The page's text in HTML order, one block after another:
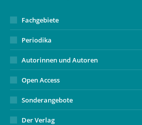
Fachgebiete
Periodika
Autorinnen und Autoren
Open Access
Sonderangebote
Der Verlag